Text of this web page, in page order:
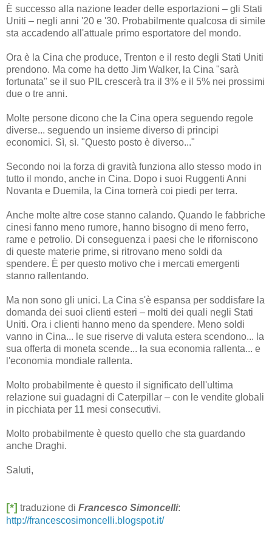
È successo alla nazione leader delle esportazioni – gli Stati
Uniti – negli anni '20 e '30. Probabilmente qualcosa di simile
sta accadendo all'attuale primo esportatore del mondo.
Ora è la Cina che produce, Trenton e il resto degli Stati Uniti
prendono. Ma come ha detto Jim Walker, la Cina "sarà
fortunata" se il suo PIL crescerà tra il 3% e il 5% nei prossimi
due o tre anni.
Molte persone dicono che la Cina opera seguendo regole
diverse... seguendo un insieme diverso di principi
economici. Sì, sì. "Questo posto è diverso..."
Secondo noi la forza di gravità funziona allo stesso modo in
tutto il mondo, anche in Cina. Dopo i suoi Ruggenti Anni
Novanta e Duemila, la Cina tornerà coi piedi per terra.
Anche molte altre cose stanno calando. Quando le fabbriche
cinesi fanno meno rumore, hanno bisogno di meno ferro,
rame e petrolio. Di conseguenza i paesi che le riforniscono
di queste materie prime, si ritrovano meno soldi da
spendere. È per questo motivo che i mercati emergenti
stanno rallentando.
Ma non sono gli unici. La Cina s'è espansa per soddisfare la
domanda dei suoi clienti esteri – molti dei quali negli Stati
Uniti. Ora i clienti hanno meno da spendere. Meno soldi
vanno in Cina... le sue riserve di valuta estera scendono... la
sua offerta di moneta scende... la sua economia rallenta... e
l'economia mondiale rallenta.
Molto probabilmente è questo il significato dell'ultima
relazione sui guadagni di Caterpillar – con le vendite globali
in picchiata per 11 mesi consecutivi.
Molto probabilmente è questo quello che sta guardando
anche Draghi.
Saluti,
[*] traduzione di Francesco Simoncelli:
http://francescosimoncelli.blogspot.it/